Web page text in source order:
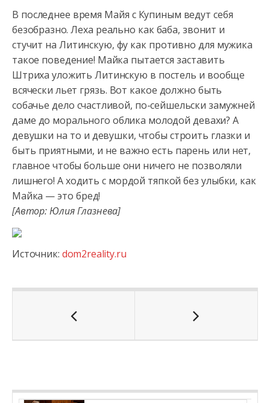
В последнее время Майя с Купиным ведут себя
безобразно. Леха реально как баба, звонит и
стучит на Литинскую, фу как противно для мужика
такое поведение! Майка пытается заставить
Штриха уложить Литинскую в постель и вообще
всячески льет грязь. Вот какое должно быть
собачье дело счастливой, по-сейшельски замужней
даме до морального облика молодой девахи? А
девушки на то и девушки, чтобы строить глазки и
быть приятными, и не важно есть парень или нет,
главное чтобы больше они ничего не позволяли
лишнего! А ходить с мордой тяпкой без улыбки, как
Майка — это бред!
[Автор: Юлия Глазнева]
Источник: dom2reality.ru